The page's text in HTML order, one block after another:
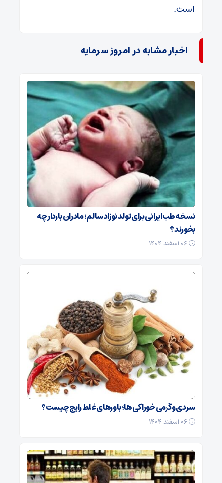
است.
اخبار مشابه در امروز سرمایه
نسخه طب ایرانی برای تولد نوزاد سالم؛ مادران باردار چه
بخورند؟
سردی و گرمی خوراکی‌ها؛ باورهای غلط رایج چیست؟